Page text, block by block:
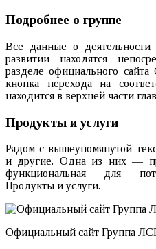
Подробнее о группе
Все данные о
развитии находятся
разделе официального
кнопка перехода на
находится в верхней части
Продукты и услуги
Рядом с вышеупомянутой
и другие. Одна из них —
функциональная для
Продукты и услуги.
Официальный сайт Группа